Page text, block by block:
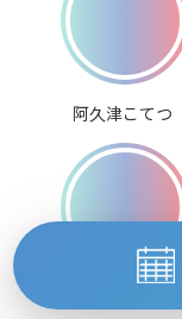
阿久津こてつ